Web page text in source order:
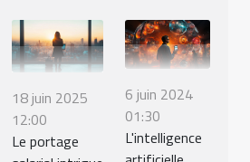
18 juin 2025
12:00
Le portage
6 juin 2024
01:30
L'intelligence